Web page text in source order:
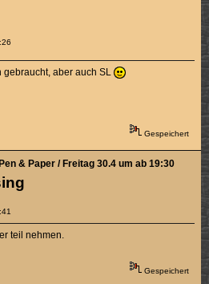
gebraucht, aber auch SL
Gespeichert
& Paper / Freitag 30.4 um ab 19:30
teil nehmen.
Gespeichert